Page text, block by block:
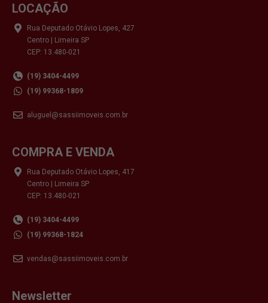
LOCAÇÃO
Rua Deputado Otávio Lopes, 427
Centro | Limeira SP
CEP: 13.480-021
(19) 3404-4499
(19) 99368-1809
aluguel@sassiimoveis.com.br
COMPRA E VENDA
Rua Deputado Otávio Lopes, 417
Centro | Limeira SP
CEP: 13.480-021
(19) 3404-4499
(19) 99368-1824
vendas@sassiimoveis.com.br
Newsletter